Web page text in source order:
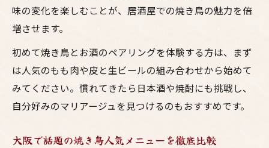
味の変化を楽しむことが、居酒屋での焼き鳥の魅力を倍
増させます。
初めて焼き鳥とお酒のペアリングを体験する方は、まず
は人気のもも肉や皮と生ビールの組み合わせから始めて
みてください。慣れてきたら日本酒や焼酎にも挑戦し、
自分好みのマリアージュを見つけるのもおすすめです。
大阪で話題の焼き鳥人気メニューを徹底比較